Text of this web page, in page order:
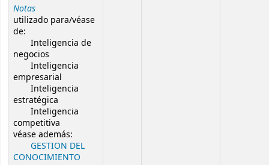
Notas
utilizado para/véase
de:
Inteligencia de
negocios
Inteligencia
empresarial
Inteligencia
estratégica
Inteligencia
competitiva
véase además:
GESTION DEL
CONOCIMIENTO